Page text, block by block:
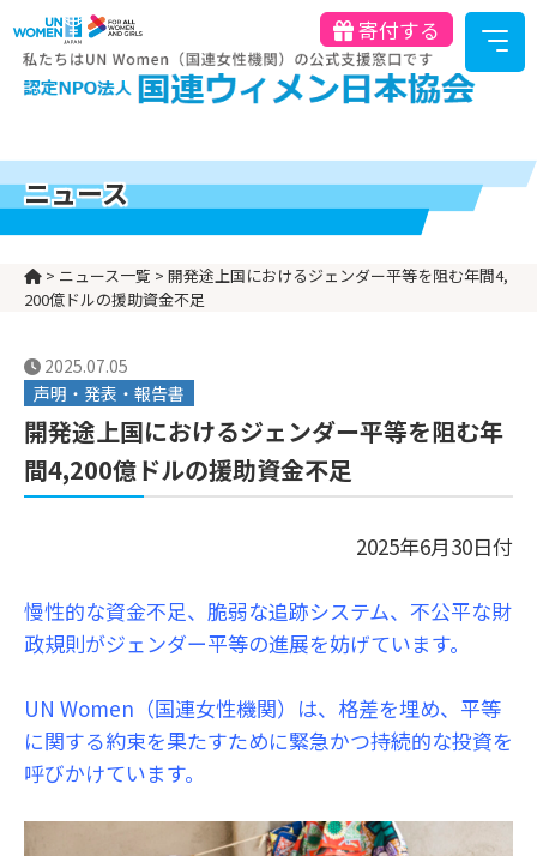
寄付する
ニュース
> ニュース一覧 > 開発途上国におけるジェンダー平等を阻む年間4,
200億ドルの援助資金不足
2025.07.05
声明・発表・報告書
開発途上国におけるジェンダー平等を阻む年
間4,200億ドルの援助資金不足
2025年6月30日付
慢性的な資金不足、脆弱な追跡システム、不公平な財
政規則がジェンダー平等の進展を妨げています。
UN Women（国連女性機関）は、格差を埋め、平等
に関する約束を果たすために緊急かつ持続的な投資を
呼びかけています。